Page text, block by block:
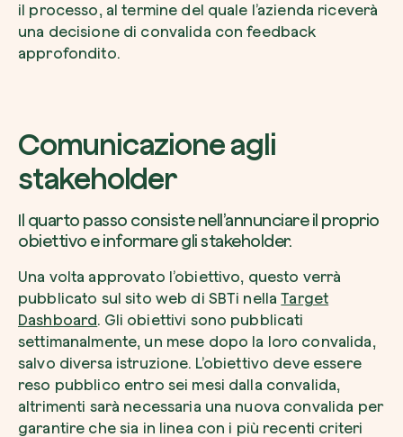
il processo, al termine del quale l’azienda riceverà
una decisione di convalida con feedback
approfondito.
Comunicazione agli
stakeholder
Il quarto passo consiste nell’annunciare il proprio
obiettivo e informare gli stakeholder.
Una volta approvato l’obiettivo, questo verrà
pubblicato sul sito web di SBTi nellaTarget
Dashboard. Gli obiettivi sono pubblicati
settimanalmente, un mese dopo la loro convalida,
salvo diversa istruzione. L’obiettivo deve essere
reso pubblico entro sei mesi dalla convalida,
altrimenti sarà necessaria una nuova convalida per
garantire che sia in linea con i più recenti criteri